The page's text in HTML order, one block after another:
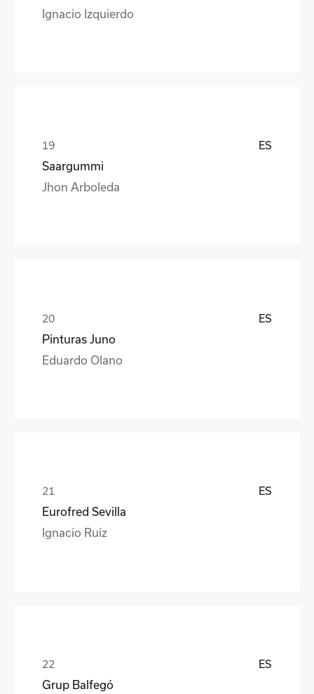
Ignacio Izquierdo
ES
Saargummi
Jhon Arboleda
ES
Pinturas Juno
Eduardo Olano
ES
Eurofred Sevilla
Ignacio Ruíz
ES
Grup Balfegó